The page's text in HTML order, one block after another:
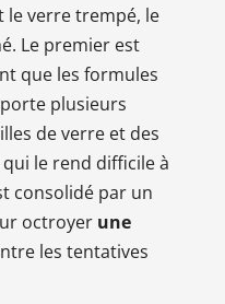
le verre trempé, le
Le premier est
que les formules
plusieurs
de verre et des
le rend difficile à
consolidé par un
octroyer une
les tentatives